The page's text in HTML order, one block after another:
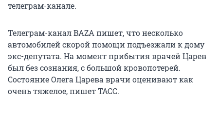
телеграм-канале.
Телеграм-канал BAZA пишет, что несколько
автомобилей скорой помощи подъезжали к дому
экс-депутата. На момент прибытия врачей Царев
был без сознания, с большой кровопотерей.
Состояние Олега Царева врачи оценивают как
очень тяжелое, пишет ТАСС.